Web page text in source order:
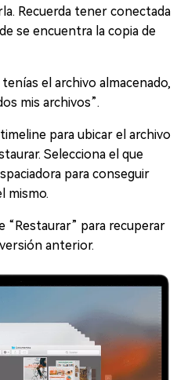
Recuerda tener conectada
se encuentra la copia de
el archivo almacenado,
mis archivos”.
para ubicar el archivo
Selecciona el que
para conseguir
mismo.
“Restaurar” para recuperar
anterior.